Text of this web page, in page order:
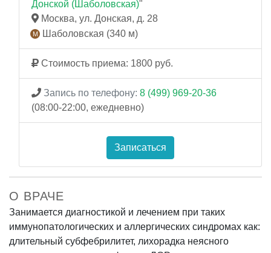
Донской (Шаболовская)"
Москва, ул. Донская, д. 28
Шаболовская (340 м)
Стоимость приема: 1800 руб.
Запись по телефону: 8 (499) 969-20-36
(08:00-22:00, ежедневно)
Записаться
О ВРАЧЕ
Занимается диагностикой и лечением при таких
иммунопатологических и аллергических синдромах как:
длительный субфебрилитет, лихорадка неясного